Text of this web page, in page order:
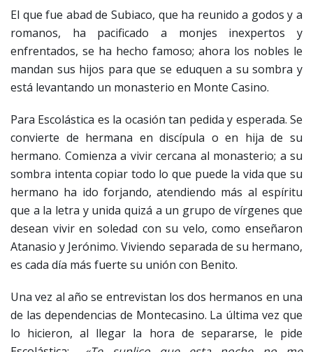
El que fue abad de Subiaco, que ha reunido a godos y a
romanos, ha pacificado a monjes inexpertos y
enfrentados, se ha hecho famoso; ahora los nobles le
mandan sus hijos para que se eduquen a su sombra y
está levantando un monasterio en Monte Casino.
Para Escolástica es la ocasión tan pedida y esperada. Se
convierte de hermana en discípula o en hija de su
hermano. Comienza a vivir cercana al monasterio; a su
sombra intenta copiar todo lo que puede la vida que su
hermano ha ido forjando, atendiendo más al espíritu
que a la letra y unida quizá a un grupo de vírgenes que
desean vivir en soledad con su velo, como enseñaron
Atanasio y Jerónimo. Viviendo separada de su hermano,
es cada día más fuerte su unión con Benito.
Una vez al año se entrevistan los dos hermanos en una
de las dependencias de Montecasino. La última vez que
lo hicieron, al llegar la hora de separarse, le pide